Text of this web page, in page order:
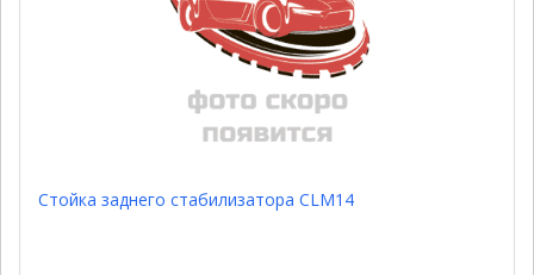
Стойка заднего стабилизатора CLM14